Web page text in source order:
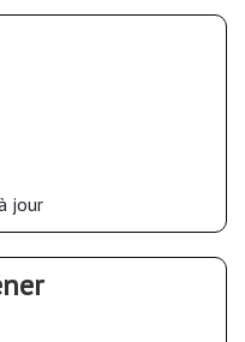
jour